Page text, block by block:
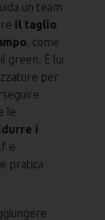
un team
il taglio
, come
green. È lui
per
le
i
e
pratica